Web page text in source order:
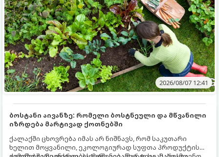
2026/08/07 12:41
ბოსტანი აივანზე: რომელი ბოსტნეული და მწვანილი
იზრდება მარტივად ქოთნებში
ქალაქში ცხოვრება იმას არ ნიშნავს, რომ საკუთარი
ხელით მოყვანილი, ეკოლოგიურად სუფთა პროდუქტის